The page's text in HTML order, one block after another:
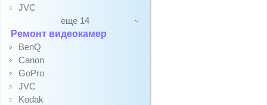
JVC
еще 14
Ремонт видеокамер
BenQ
Canon
GoPro
JVC
Kodak